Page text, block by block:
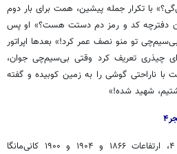
با تکرار جمله پیشین، همت برای بار دوم
دفترچه کد و رمز دم دستت هست؟» او پس
تو منو نصف عمر کرد!» بعدها اپراتور
پیام فرماندهی لشکر ۲۷ برای چیذری تعریف کرد وقتی بی‌سیم‌چی جوان،
با ناراحتی گوشی را به زمین کوبیده و گفته
شهید شده!»
در روز اول مرحله سوم والفجر ۴، ارتفاعات ۱۸۶۶ و ۱۹۰۴ و ۱۹۰۰ کانی‌مانگا